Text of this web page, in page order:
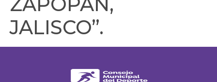
JALISCO”.